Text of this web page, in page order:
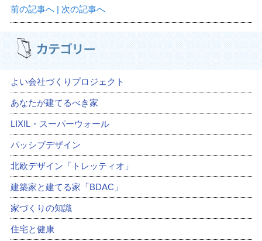
前の記事へ | 次の記事へ
よい会社づくりプロジェクト
あなたが建てるべき家
LIXIL・スーパーウォール
パッシブデザイン
北欧デザイン「トレッティオ」
建築家と建てる家「BDAC」
家づくりの知識
住宅と健康